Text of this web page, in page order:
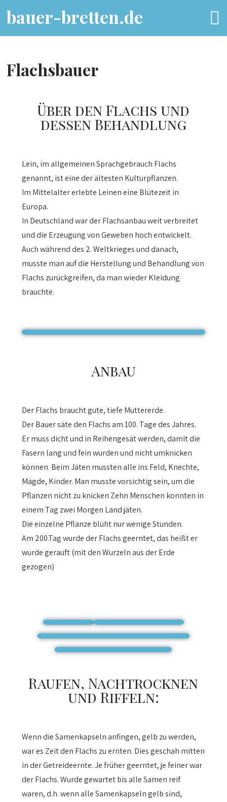
bauer-bretten.de
Flachsbauer
Über den Flachs und
dessen Behandlung
Lein, im allgemeinen Sprachgebrauch Flachs
genannt, ist eine der ältesten Kulturpflanzen.
Im Mittelalter erlebte Leinen eine Blütezeit in
Europa.
In Deutschland war der Flachsanbau weit verbreitet
und die Erzeugung von Geweben hoch entwickelt.
Auch während des 2. Weltkrieges und danach,
musste man auf die Herstellung und Behandlung von
Flachs zurückgreifen, da man wieder Kleidung
brauchte.
Anbau
Der Flachs braucht gute, tiefe Muttererde.
Der Bauer säte den Flachs am 100. Tage des Jahres.
Er muss dicht und in Reihengesät werden, damit die
Fasern lang und fein wurden und nicht umknicken
können. Beim Jäten mussten alle ins Feld, Knechte,
Mägde, Kinder. Man musste vorsichtig sein, um die
Pflanzen nicht zu knicken Zehn Menschen konnten in
einem Tag zwei Morgen Land jäten.
Die einzelne Pflanze blüht nur wenige Stunden.
Am 200.Tag wurde der Flachs geerntet, das heißt er
wurde gerauft (mit den Wurzeln aus der Erde
gezogen)
Raufen, Nachtrocknen
und Riffeln:
Wenn die Samenkapseln anfingen, gelb zu werden,
war es Zeit den Flachs zu ernten. Dies geschah mitten
in der Getreideernte. Je früher geerntet, je feiner war
der Flachs. Wurde gewartet bis alle Samen reif
waren, d.h. wenn alle Samenkapseln gelb sind,